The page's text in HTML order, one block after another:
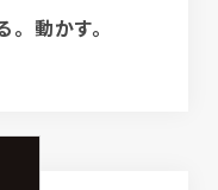
動かす。